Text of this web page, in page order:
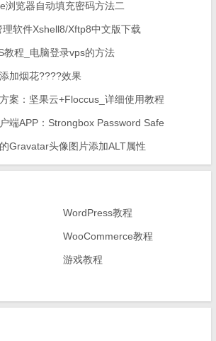
浏览器自动填充密码方法二
软件Xshell8/Xftp8中文版下载
教程_电脑登录vps的方法
加烟花????效果
案：坚果云+Floccus_详细使用教程
端APP：Strongbox Password Safe
Gravatar头像图片添加ALT属性
WordPress教程
WooCommerce教程
游戏教程